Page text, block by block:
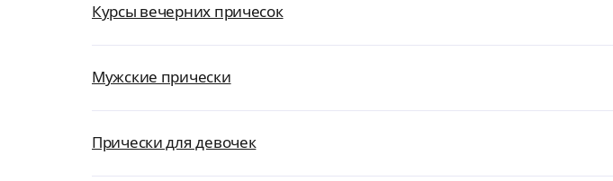
Курсы вечерних причесок
Мужские прически
Прически для девочек